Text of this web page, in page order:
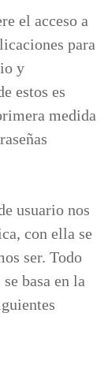
el acceso a
para
y
estos es
medida
usuario nos
con ella se
ser. Todo
basa en la